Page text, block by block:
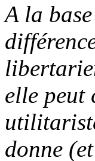
A la
elle peut
donne